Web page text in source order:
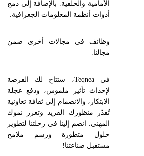
الأمامية والخلفية. بالإضافة إلى دمج
أدوات أنظمة المعلومات الجغرافية.
وظائف في مجالات أخرى ضمن
مجالنا.
في Teqnea، ستتاح لك الفرصة
لإحداث تأثير ملموس، ودفع عجلة
الابتكار، والانضمام إلى ثقافة تعاونية
تُقدّر منظورك الفريد وتعزز نموك
المهني. انضم إلينا في رحلتنا لتطوير
حلول متطورة ورسم ملامح
مستقبل صناعتنا!